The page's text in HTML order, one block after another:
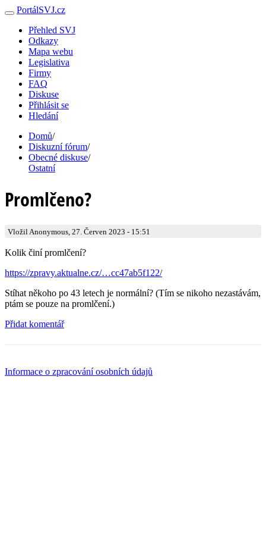
PortálSVJ.cz
Přehled SVJ
Odkazy
Mapa webu
Legislativa
Firmy
FAQ
Diskuse
Přihlásit se
Hledání
Domů/
Diskuzní fórum/
Obecné diskuse/
Ostatní
Promlčeno?
Vložil Anonymous, 27. Červen 2023 - 15:51
Kolik činí promlčení?
https://zpravy.aktualne.cz/…cc47ab5f122/
Stíhat někoho po 43 letech je normální? (Tím se nikoho nezastávám,
ptám se pouze na promlčení.)
Přidat komentář
Informace o zpracování osobních údajů